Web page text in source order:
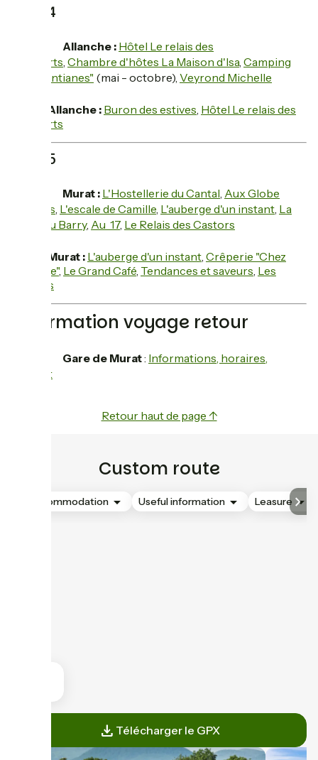
Jour 4
Allanche : Hôtel Le relais des
Remparts, Chambre d'hôtes La Maison d'Isa, Camping
"Les Gentianes" (mai - octobre), Veyrond Michelle
Allanche : Buron des estives, Hôtel Le relais des
Remparts
Jour 5
Murat : L'Hostellerie du Cantal, Aux Globe
Trotters, L'escale de Camille, L'auberge d'un instant, La
porte du Barry, Au 17, Le Relais des Castors
Murat : L'auberge d'un instant, Crêperie "Chez
Laurette", Le Grand Café, Tendances et saveurs, Les
Volcans
Information voyage retour
Gare de Murat: Informations, horaires,
contact
Retour haut de page ↑
Custom route
Accommodation Useful information Leasure
Télécharger le GPX